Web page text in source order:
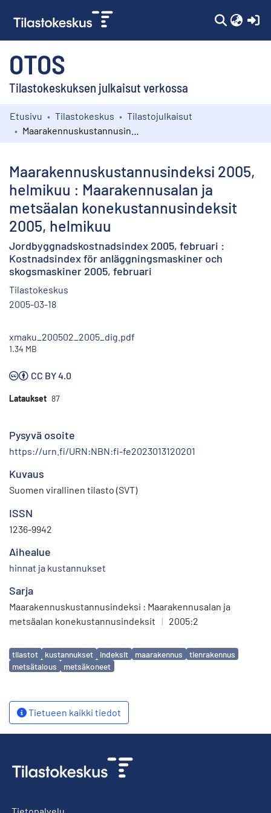
OTOS
Tilastokeskuksen julkaisut verkossa
Kokoelmat
Etusivu Tilastokeskus
Tilastojulkaisut
Maarakennuskustannusindeksi 2005,
helmikuu : Maarakennusalan ja
metsäalan konekustannusindeksit
2005, helmikuu
Jordbyggnadskostnadsindex 2005, februari :
Kostnadsindex för anläggningsmaskiner och
skogsmaskiner 2005, februari
Tilastokeskus
2005-03-18
xmaku_200502_2005_dig.pdf
1.34 MB
CC BY 4.0
Lataukset 87
Pysyvä osoite
https://urn.fi/URN:NBN:fi-fe2023013120201
Kuvaus
Suomen virallinen tilasto (SVT)
ISSN
1236-9942
Aihealue
hinnat ja kustannukset
Sarja
Maarakennuskustannusindeksi : Maarakennusalan ja
metsäalan konekustannusindeksit
| 2005:2
Avainsanat
tilastot kustannukset indeksit maarakennus
tienrakennus
metsätalous
metsäkoneet
Tietueen kaikki tiedot